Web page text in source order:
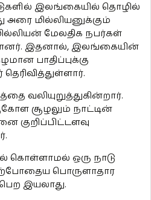
இலங்கையில் தொழில்
அரை மில்லியனுக்கும்
மேலதிக நபர்கள்
இதனால், இலங்கையின்
பாதிப்புக்கு
வலியுறுத்துகின்றார்.
சூழலும் நாட்டின்
குறிப்பிட்டளவு
கொள்ளாமல் ஒரு நாடு
பொருளாதார
இயலாது.